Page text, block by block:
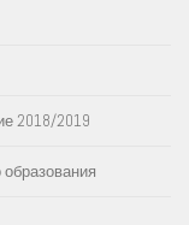
2018/2019